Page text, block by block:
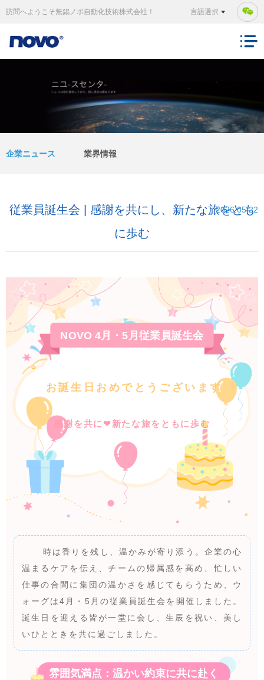
訪問へようこそ無錫ノボ自動化技術株式会社！ 言語選択
企業ニュース 業界情報
従業員誕生会 | 感謝を共にし、新たな旅をとも
に歩む
2026.05.22
NOVO 4月・5月従業員誕生会
お誕生日おめでと うございま す
感謝を共に❤新た な旅をと もに歩む
時は香りを残し、温かみが寄り添う。企業の心
温まるケアを伝え、チームの帰属感を高め、忙しい
仕事の合間に集団の温かさを感じてもらうため、ウ
ォーグは4月・5月の従業員誕生会を開催しました。
誕生日を迎える皆が一堂に会し、生辰を祝い、美し
いひとときを共に過ごしました。
雰囲気満点：温かい約束に共に赴く